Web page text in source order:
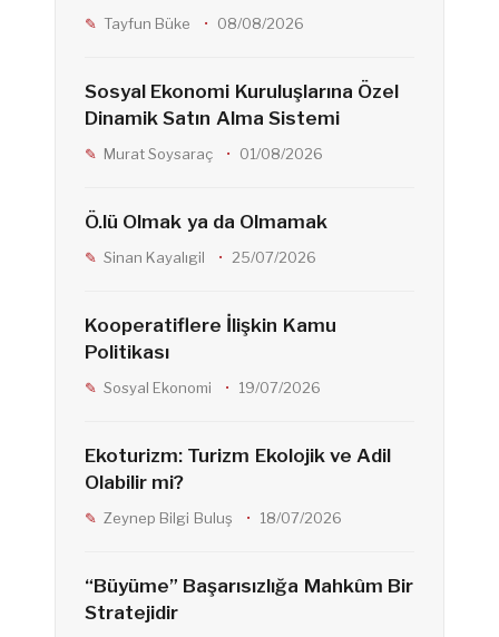
o
k
g
a
m
Tayfun Büke 08/08/2026
Sosyal Ekonomi Kuruluşlarına Özel
Dinamik Satın Alma Sistemi
Murat Soysaraç 01/08/2026
Ö.lü Olmak ya da Olmamak
Sinan Kayalıgil 25/07/2026
Kooperatiflere İlişkin Kamu
Politikası
Sosyal Ekonomi 19/07/2026
Ekoturizm: Turizm Ekolojik ve Adil
Olabilir mi?
Zeynep Bilgi Buluş 18/07/2026
“Büyüme” Başarısızlığa Mahkûm Bir
Stratejidir